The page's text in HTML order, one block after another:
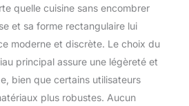
simplifier la durabilité à la
maison. Faites
compostage intérieur
sans odeur : le filtre à
charbon actif intégré
dans le composteur de
quelle cuisine sans encombrer
et sa forme rectangulaire lui
moderne et discrète. Le choix du
principal assure une légèreté et
bien que certains utilisateurs
plus robustes. Aucun